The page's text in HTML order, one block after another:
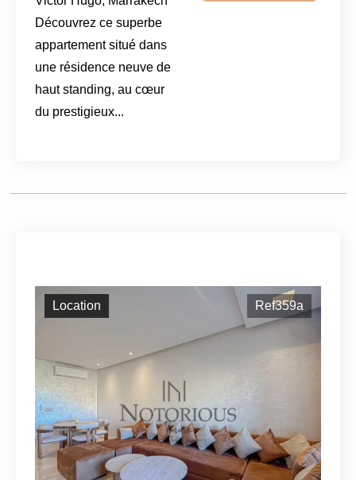
Découvrez ce superbe
appartement situé dans
une résidence neuve de
haut standing, au cœur
du prestigieux...
Location Ref359a